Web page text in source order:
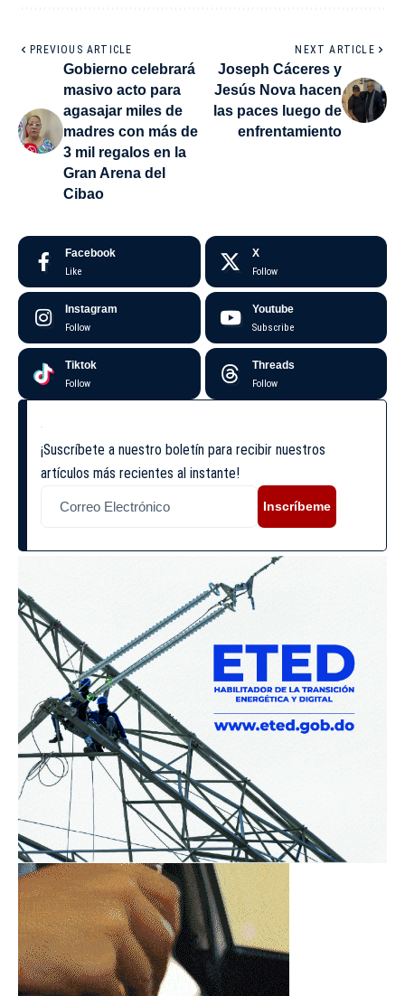
PREVIOUS ARTICLE
Gobierno celebrará
masivo acto para
agasajar miles de
madres con más de
3 mil regalos en la
Gran Arena del
Cibao
NEXT ARTICLE
Joseph Cáceres y
Jesús Nova hacen
las paces luego de
enfrentamiento
Facebook
Like
X
Follow
Instagram
Follow
Youtube
Subscribe
Tiktok
Follow
Threads
Follow
¡Suscríbete a nuestro boletín para recibir nuestros
artículos más recientes al instante!
Inscríbeme